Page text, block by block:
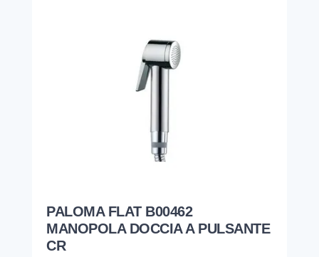
PALOMA FLAT B00462
MANOPOLA DOCCIA A PULSANTE
CR